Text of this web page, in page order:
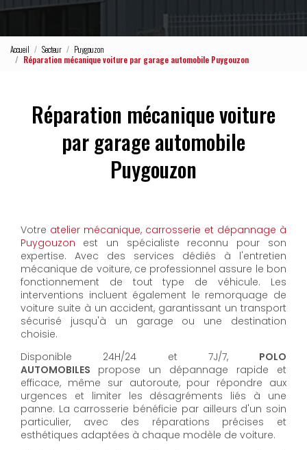
Accueil Secteur
Puygouzon
Réparation mécanique voiture par garage automobile Puygouzon
Réparation mécanique voiture
par garage automobile
Puygouzon
Votre atelier mécanique, carrosserie et dépannage à
Puygouzon
est un spécialiste reconnu pour son
expertise. Avec des services dédiés à l'entretien
mécanique de voiture, ce professionnel assure le bon
fonctionnement de tout type de véhicule. Les
interventions incluent également le remorquage de
voiture suite à un accident, garantissant un transport
sécurisé jusqu'à un garage ou une destination
choisie.
Disponible 24H/24 et 7J/7, POLO
AUTOMOBILES propose un dépannage rapide et
efficace, même sur autoroute, pour répondre aux
urgences et limiter les désagréments liés à une
panne. La carrosserie bénéficie par ailleurs d'un soin
particulier, avec des réparations précises et
esthétiques adaptées à chaque modèle de voiture.